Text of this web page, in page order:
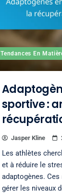
Tendances En
sportive :
Jasper Kline
Les athlètes
et à réduire le
adaptogènes.
gérer les niveaux